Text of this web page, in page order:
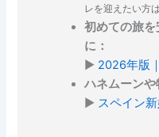
レを迎えたい方
初めての旅
に：
▶ 2026年版
ハネムーンや
▶ スペイン